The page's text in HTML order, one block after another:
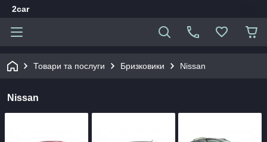
2car
Товари та послуги Бризковики Nissan
Nissan